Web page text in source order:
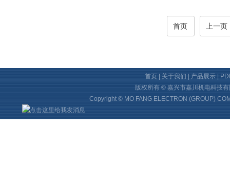
首页 上一页
首页 关于我们 产品展示
版权所有 © 嘉兴市嘉川机电科技
Copyright © MO FANG ELECTRON (GROUP)